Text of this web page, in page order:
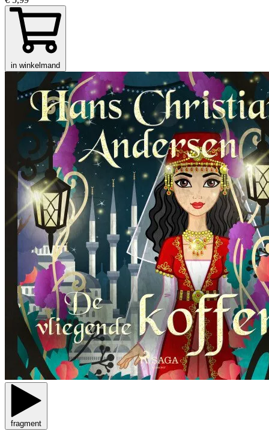
in winkelmand
fragment